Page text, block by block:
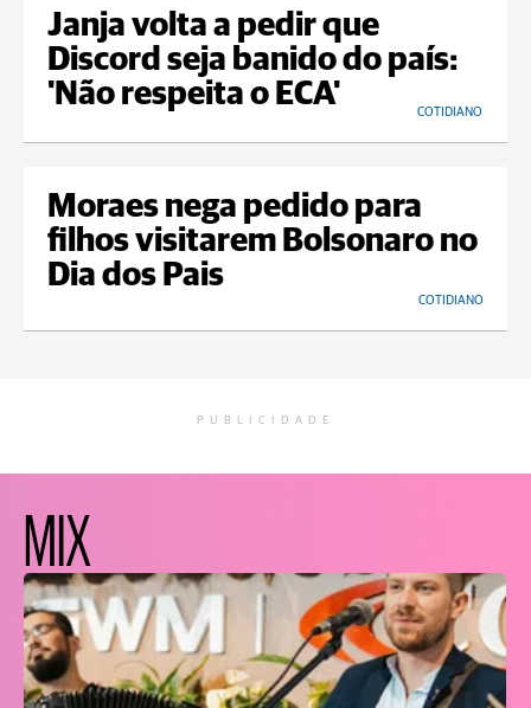
Janja volta a pedir que
Discord seja banido do país:
'Não respeita o ECA'
COTIDIANO
Moraes nega pedido para
filhos visitarem Bolsonaro no
Dia dos Pais
COTIDIANO
PUBLICIDADE
MIX